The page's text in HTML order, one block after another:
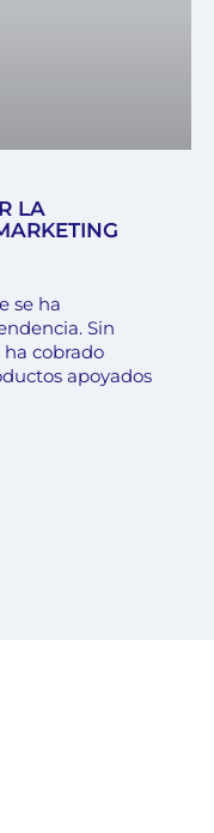
LA
se ha
Sin
cobrado
apoyados